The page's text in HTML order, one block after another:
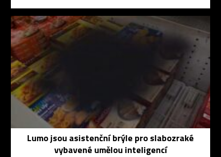
Lumo jsou asistenční brýle pro slabozraké
vybavené umělou inteligencí